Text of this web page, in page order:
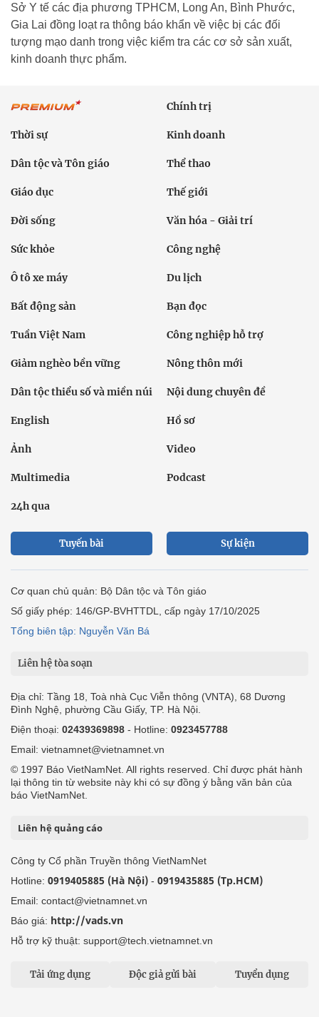
Sở Y tế các địa phương TPHCM, Long An, Bình Phước,
Gia Lai đồng loạt ra thông báo khẩn về việc bị các đối
tượng mạo danh trong việc kiểm tra các cơ sở sản xuất,
kinh doanh thực phẩm.
Chính trị
Thời sự Kinh doanh
Dân tộc và Tôn giáo Thể thao
Giáo dục Thế giới
Đời sống Văn hóa - Giải trí
Sức khỏe Công nghệ
Ô tô xe máy Du lịch
Bất động sản Bạn đọc
Tuần Việt Nam Công nghiệp hỗ trợ
Giảm nghèo bền vững Nông thôn mới
Dân tộc thiểu số và miền núi Nội dung chuyên đề
English Hồ sơ
Ảnh Video
Multimedia Podcast
24h qua
Tuyến bài Sự kiện
Cơ quan chủ quản: Bộ Dân tộc và Tôn giáo
Số giấy phép: 146/GP-BVHTTDL, cấp ngày 17/10/2025
Tổng biên tập: Nguyễn Văn Bá
Liên hệ tòa soạn
Địa chỉ: Tầng 18, Toà nhà Cục Viễn thông (VNTA), 68 Dương
Đình Nghệ, phường Cầu Giấy, TP. Hà Nội.
Điện thoại: 02439369898 - Hotline: 0923457788
Email: vietnamnet@vietnamnet.vn
© 1997 Báo VietNamNet. All rights reserved. Chỉ được phát hành
lại thông tin từ website này khi có sự đồng ý bằng văn bản của
báo VietNamNet.
Liên hệ quảng cáo
Công ty Cổ phần Truyền thông VietNamNet
Hotline: 0919405885 (Hà Nội) - 0919435885 (Tp.HCM)
Email: contact@vietnamnet.vn
Báo giá: http://vads.vn
Hỗ trợ kỹ thuật: support@tech.vietnamnet.vn
Tải ứng dụng Độc giả gửi bài Tuyển dụng